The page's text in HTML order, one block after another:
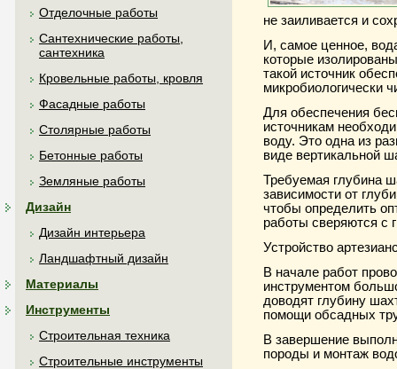
Отделочные работы
Сантехнические работы,
сантехника
Кровельные работы, кровля
Фасадные работы
Столярные работы
Бетонные работы
Земляные работы
Дизайн
Дизайн интерьера
Ландшафтный дизайн
Материалы
Инструменты
Строительная техника
Строительные инструменты
не заиливается и
И, самое ценное,
которые
такой источник
микробиологически
Для обеспечения
источникам
воду. Это одна из
виде вертикальной
Требуемая глубина
зависимости от
чтобы определить
работы сверяются с
Устройство
В начале работ
инструментом
доводят глубину
помощи обсадных
В завершение
породы и монтаж